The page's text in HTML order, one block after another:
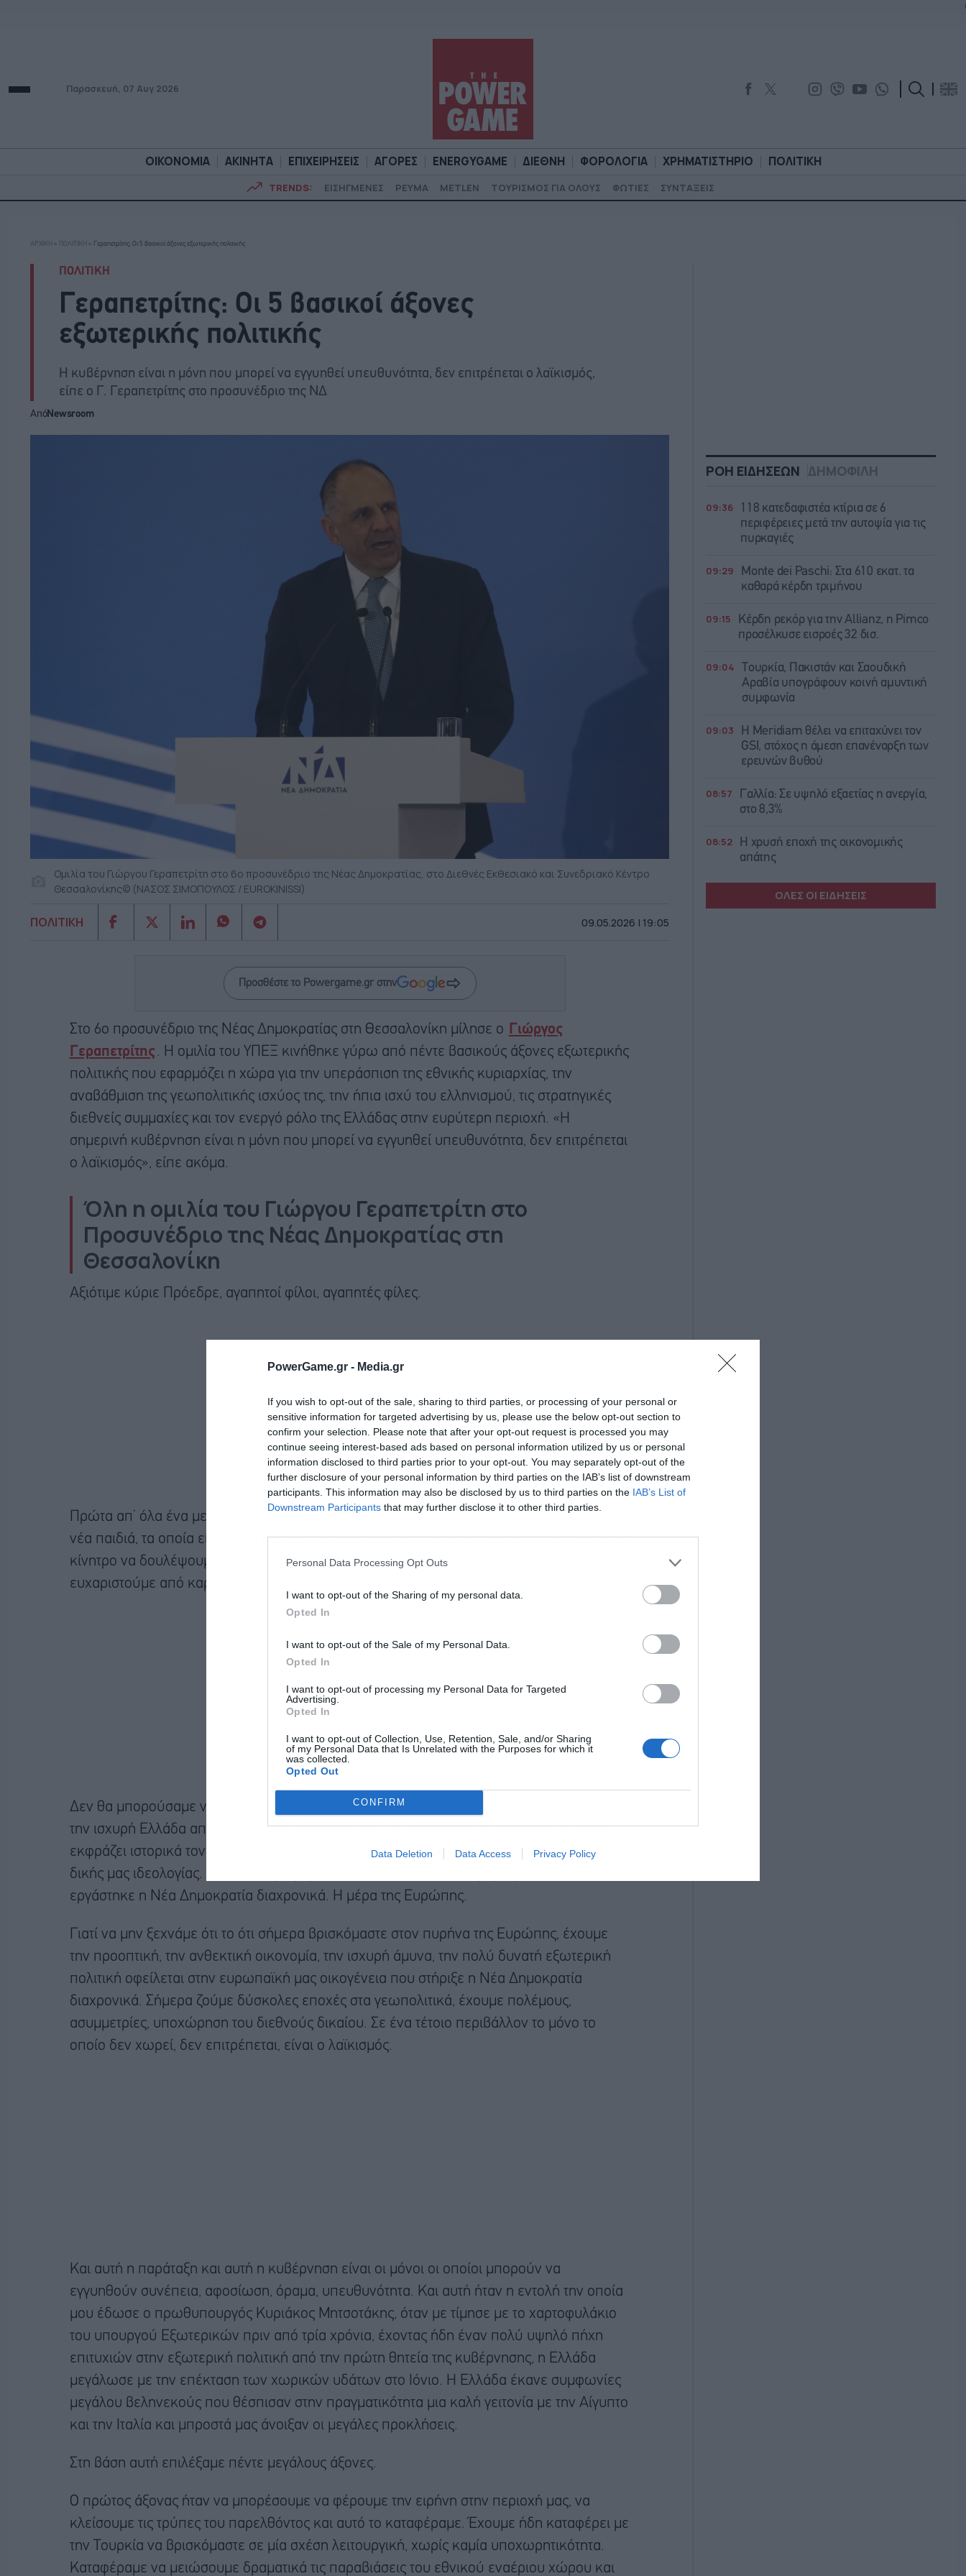
PowerGame.gr - Media.gr
If you wish to opt-out of the sale, sharing to third parties, or processing of your personal or
sensitive information for targeted advertising by us, please use the below opt-out section to
confirm your selection. Please note that after your opt-out request is processed you may
continue seeing interest-based ads based on personal information utilized by us or personal
information disclosed to third parties prior to your opt-out. You may separately opt-out of the
further disclosure of your personal information by third parties on the IAB’s list of downstream
participants. This information may also be disclosed by us to third parties on the IAB’s List of
Downstream Participants that may further disclose it to other third parties.
Personal Data Processing Opt Outs
I want to opt-out of the Sharing of my personal data.
Opted In
I want to opt-out of the Sale of my Personal Data.
Opted In
I want to opt-out of processing my Personal Data for Targeted
Advertising.
Opted In
I want to opt-out of Collection, Use, Retention, Sale, and/or Sharing
of my Personal Data that Is Unrelated with the Purposes for which it
was collected.
Opted Out
CONFIRM
Data Deletion Data Access Privacy Policy
Παρασκευή, 07 Αυγ 2026
ΟΙΚΟΝΟΜΙΑ ΑΚΙΝΗΤΑ ΕΠΙΧΕΙΡΗΣΕΙΣ ΑΓΟΡΕΣ ENERGYGAME ΔΙΕΘΝΗ ΦΟΡΟΛΟΓΙΑ ΧΡΗΜΑΤΙΣΤΗΡΙΟ ΠΟΛΙΤΙΚΗ
TRENDS: ΕΙΣΗΓΜΕΝΕΣ ΡΕΥΜΑ METLEN ΤΟΥΡΙΣΜΟΣ ΓΙΑ ΟΛΟΥΣ ΦΩΤΙΕΣ ΣΥΝΤΑΞΕΙΣ
ΟΙΚΟΝΟΜΙΑ
ΑΡΧΙΚΗ » ΠΟΛΙΤΙΚΗ » Γεραπετρίτης: Οι 5 βασικοί άξονες εξωτερικής πολιτικής
ΠΟΛΙΤΙΚΗ
Γεραπετρίτης: Οι 5 βασικοί άξονες
εξωτερικής πολιτικής
Η κυβέρνηση είναι η μόνη που μπορεί να εγγυηθεί υπευθυνότητα, δεν επιτρέπεται ο λαϊκισμός,
είπε ο Γ. Γεραπετρίτης στο προσυνέδριο της ΝΔ
ΑπόNewsroom
Ομιλία του Γιώργου Γεραπετρίτη στο 6ο προσυνέδριο της Νέας Δημοκρατίας, στο Διεθνές Εκθεσιακό και Συνεδριακό Κέντρο
Θεσσαλονίκης© (ΝΑΣΟΣ ΣΙΜΟΠΟΥΛΟΣ / EUROKINISSI)
ΠΟΛΙΤΙΚΗ 09.05.2026 | 19:05
Προσθέστε το Powergame.gr στην
Στο 6ο προσυνέδριο της Νέας Δημοκρατίας στη Θεσσαλονίκη μίλησε ο
Γιώργος
Γεραπετρίτης . Η ομιλία του ΥΠΕΞ κινήθηκε γύρω από πέντε βασικούς άξονες εξωτερικής
πολιτικής που εφαρμόζει η χώρα για την υπεράσπιση της εθνικής κυριαρχίας, την
αναβάθμιση της γεωπολιτικής ισχύος της, την ήπια ισχύ του ελληνισμού, τις στρατηγικές
διεθνείς συμμαχίες και τον ενεργό ρόλο της Ελλάδας στην ευρύτερη περιοχή. «Η
σημερινή κυβέρνηση είναι η μόνη που μπορεί να εγγυηθεί υπευθυνότητα, δεν επιτρέπεται
ο λαϊκισμός», είπε ακόμα.
Όλη η ομιλία του Γιώργου Γεραπετρίτη στο
Προσυνέδριο της Νέας Δημοκρατίας στη
Θεσσαλονίκη
Αξιότιμε κύριε Πρόεδρε, αγαπητοί φίλοι, αγαπητές φίλες.
Πρώτα απ’ όλα ένα μεγάλο ευχαριστώ και ευγνωμοσύνη σε όλους εσάς και ιδιαίτερα στα
νέα παιδιά, τα οποία είναι σήμερα εδώ, γιατί χωρίς τη δική τους παρουσία δεν θα είχαμε το
κίνητρο να δουλέψουμε για το σήμερα και για το αύριο της πατρίδας μας. Σας
ευχαριστούμε από καρδιάς.
Δεν θα μπορούσαμε να βρούμε καλύτερο τόπο και καλύτερο χρόνο να συζητήσουμε για
την ισχυρή Ελλάδα από σήμερα στη Θεσσαλονίκη. Στη Θεσσαλονίκη γιατί ο τόπος αυτός
εκφράζει ιστορικά τον υπεύθυνο πατριωτισμό που είναι η βάση της παράταξης, η βάση της
δικής μας ιδεολογίας. Και καλύτερη μέρα διότι η 9η Μαΐου είναι η μέρα για την οποία
εργάστηκε η Νέα Δημοκρατία διαχρονικά. Η μέρα της Ευρώπης.
Γιατί να μην ξεχνάμε ότι το ότι σήμερα βρισκόμαστε στον πυρήνα της Ευρώπης, έχουμε
την προοπτική, την ανθεκτική οικονομία, την ισχυρή άμυνα, την πολύ δυνατή εξωτερική
πολιτική οφείλεται στην ευρωπαϊκή μας οικογένεια που στήριξε η Νέα Δημοκρατία
διαχρονικά. Σήμερα ζούμε δύσκολες εποχές στα γεωπολιτικά, έχουμε πολέμους,
ασυμμετρίες, υποχώρηση του διεθνούς δικαίου. Σε ένα τέτοιο περιβάλλον το μόνο το
οποίο δεν χωρεί, δεν επιτρέπεται, είναι ο λαϊκισμός.
Και αυτή η παράταξη και αυτή η κυβέρνηση είναι οι μόνοι οι οποίοι μπορούν να
εγγυηθούν συνέπεια, αφοσίωση, όραμα, υπευθυνότητα. Και αυτή ήταν η εντολή την οποία
μου έδωσε ο πρωθυπουργός Κυριάκος Μητσοτάκης, όταν με τίμησε με το χαρτοφυλάκιο
του υπουργού Εξωτερικών πριν από τρία χρόνια, έχοντας ήδη έναν πολύ υψηλό πήχη
επιτυχιών στην εξωτερική πολιτική από την πρώτη θητεία της κυβέρνησης, η Ελλάδα
μεγάλωσε με την επέκταση των χωρικών υδάτων στο Ιόνιο. Η Ελλάδα έκανε συμφωνίες
μεγάλου βεληνεκούς που θέσπισαν στην πραγματικότητα μια καλή γειτονία με την Αίγυπτο
και την Ιταλία και μπροστά μας άνοιξαν οι μεγάλες προκλήσεις.
Στη βάση αυτή επιλέξαμε πέντε μεγάλους άξονες.
Ο πρώτος άξονας ήταν να μπορέσουμε να φέρουμε την ειρήνη στην περιοχή μας, να
κλείσουμε τις τρύπες του παρελθόντος και αυτό το καταφέραμε. Έχουμε ήδη καταφέρει με
την Τουρκία να βρισκόμαστε σε μία σχέση λειτουργική, χωρίς καμία υποχωρητικότητα.
Καταφέραμε να μειώσουμε δραματικά τις παραβιάσεις του εθνικού εναέριου χώρου και
ΡΟΗ ΕΙΔΗΣΕΩΝ ΔΗΜΟΦΙΛΗ
09:36
118 κατεδαφιστέα κτίρια σε 6
περιφέρειες μετά την αυτοψία για τις
πυρκαγιές
09:29
Monte dei Paschi: Στα 610 εκατ. τα
καθαρά κέρδη τριμήνου
09:15
Κέρδη ρεκόρ για την Allianz, η Pimco
προσέλκυσε εισροές 32 δισ.
09:04
Τουρκία, Πακιστάν και Σαουδική
Αραβία υπογράφουν κοινή αμυντική
συμφωνία
09:03
Η Meridiam θέλει να επιταχύνει τον
GSI, στόχος η άμεση επανέναρξη των
ερευνών βυθού
08:57
Γαλλία: Σε υψηλό εξαετίας η ανεργία,
στο 8,3%
08:52
Η χρυσή εποχή της οικονομικής
απάτης
ΟΛΕΣ ΟΙ ΕΙΔΗΣΕΙΣ